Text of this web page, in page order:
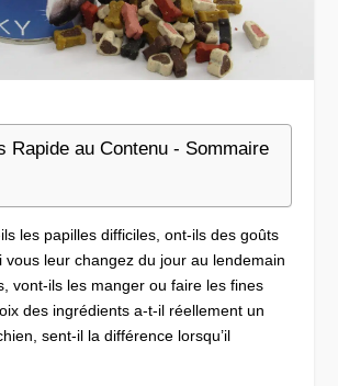
Rapide au Contenu - Sommaire
les papilles difficiles, ont-ils des goûts
vous leur changez du jour au lendemain
vont-ils les manger ou faire les fines
des ingrédients a-t-il réellement un
sent-il la différence lorsqu’il